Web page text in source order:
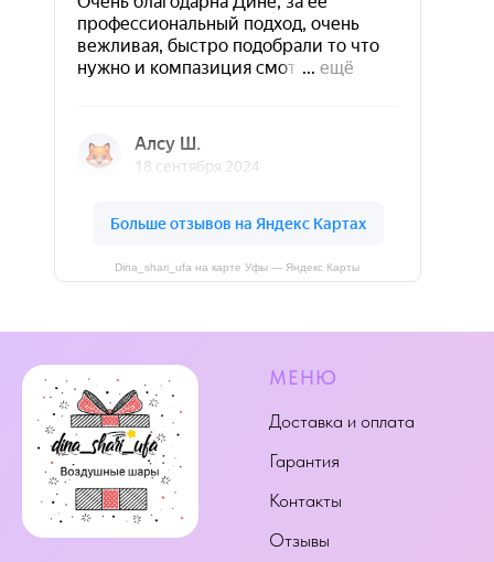
Dina_shari_ufa на карте Уфы — Яндекс Карты
МЕНЮ
Доставка и оплата
Гарантия
Контакты
Отзывы